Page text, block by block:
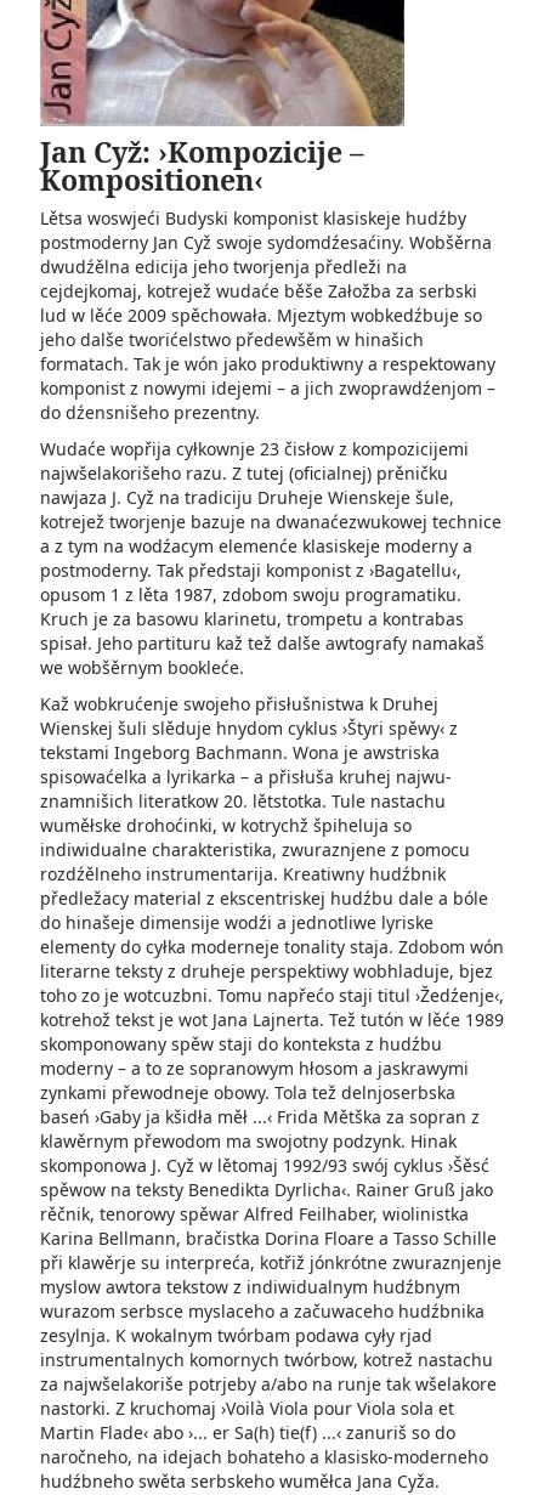
Jan Cyž: ›Kompozicije –
Kompositionen‹
Lětsa woswjeći Budyski komponist klasiskeje hudźby
postmoderny Jan Cyž swoje sydomdźesaćiny. Wobšěrna
dwudźělna edicija jeho tworjenja předleži na
cejdejkomaj, kotrejež wudaće běše Załožba za serbski
lud w lěće 2009 spěchowała. Mjeztym wobkedźbuje so
jeho dalše tworićelstwo předewšěm w hinašich
formatach. Tak je wón jako produktiwny a respektowany
komponist z nowymi idejemi – a jich zwoprawdźenjom –
do dźensnišeho pre­zentny.
Wudaće wopřija cyłkownje 23 čisłow z kompozicijemi
najwšelakorišeho razu. Z tutej (oficialnej) prěničku
nawjaza J. Cyž na tradiciju Druheje Wienskeje šule,
kotrejež tworjenje bazuje na dwanaćezwukowej technice
a z tym na wodźacym elemenće klasiskeje moderny a
postmoderny. Tak předstaji komponist z ›Bagatellu‹,
opusom 1 z lěta 1987, zdobom swoju programatiku.
Kruch je za basowu klarinetu, trompetu a kontrabas
spisał. Jeho partituru kaž tež dalše awtografy namakaš
we wobšěrnym bookleće.
Kaž wobkrućenje swojeho přisłušnistwa k Druhej
Wienskej šuli slěduje hnydom cyklus ›Štyri spěwy‹ z
tekstami Ingeborg­ Bachmann. Wona je awstriska
spisowaćelka a lyrikarka – a přisłuša kruhej najwu­
znamnišich literatkow 20. lětstotka. Tule nastachu
wuměłske drohoćinki, w kotrychž špiheluja so
indiwidualne charakteristika, zwuraznjene z pomocu
rozdźělneho instrumentarija. Kreatiwny hudźbnik
předležacy material z ekscentriskej hudźbu dale a bóle
do hinašeje dimensije­ wodźi a jednotliwe lyriske
elementy do cyłka moderneje tonality staja. Zdobom wón
literarne teksty z druheje perspektiwy wobhladuje, bjez
toho zo je wotcuzbni. Tomu napřećo staji titul ›Žedźenje‹,
kotrehož tekst je wot Jana Lajnerta. Tež tutón w lěće 1989
skomponowany spěw staji do konteksta z hudźbu
moderny – a to ze sopranowym hłosom a jaskrawymi
zynkami přewodneje obowy. Tola tež delnjoserbska
baseń ›Gaby ja kšidła měł ...‹ Frida Mětška za sopran z
klawěrnym přewodom ma swojotny podzynk. Hinak
skomponowa J. Cyž w lětomaj 1992/93 swój cyklus ›Šěsć
spěwow na teksty Be­nedikta Dyrlicha‹. Rainer Gruß jako
rěčnik, tenorowy spěwar Alfred­ Feilhaber, wiolinistka
Karina Bellmann, bračistka Dorina Floare a Tasso Schille
při klawěrje su interpreća, kotřiž jónkrótne zwuraznjenje
myslow awtora tekstow z indiwidualnym hudźbnym
wurazom serbsce myslaceho a začuwaceho hudźbnika
zesylnja.­ K wokalnym twórbam podawa cyły rjad
instrumentalnych komornych twórbow, kotrež nastachu
za najwšelakoriše potrjeby a/abo na runje tak wšelakore
nastorki. Z kruchomaj ›Voilà Viola pour Viola sola et
Martin Flade‹ abo ›... er Sa(h) tie(f) ...‹ zanuriš so do
naročneho, na idejach bohateho a klasisko-moderneho
hudźbneho swěta serbskeho wuměłca Jana Cyža.